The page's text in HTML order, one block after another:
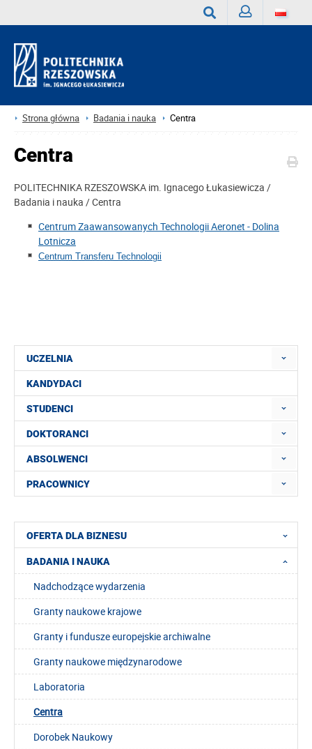
Strona główna Badania i nauka Centra
Centra
POLITECHNIKA RZESZOWSKA im. Ignacego Łukasiewicza /
Badania i nauka / Centra
Centrum Zaawansowanych Technologii Aeronet - Dolina
Lotnicza
Centrum Transferu Technologii
UCZELNIA
KANDYDACI
STUDENCI
DOKTORANCI
ABSOLWENCI
PRACOWNICY
OFERTA DLA BIZNESU
BADANIA I NAUKA
Nadchodzące wydarzenia
Granty naukowe krajowe
Granty i fundusze europejskie archiwalne
Granty naukowe międzynarodowe
Laboratoria
Centra
Dorobek Naukowy